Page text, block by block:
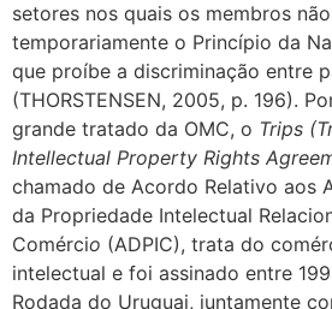
setores nos quais os membros
temporariamente o Princípio da
que proíbe a discriminação entre
(THORSTENSEN, 2005, p. 196).
grande tratado da OMC, o Trips
Intellectual Property Rights
chamado de Acordo Relativo aos
da Propriedade Intelectual
Comércio (ADPIC), trata do
intelectual e foi assinado entre
Rodada do Uruguai, juntamente